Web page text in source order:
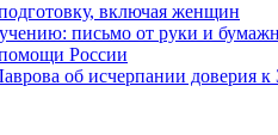
включая женщин
письмо от руки и
помощи России
об исчерпании доверия к